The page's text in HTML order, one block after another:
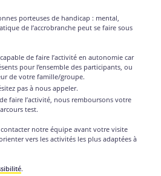
porteuses de handicap : mental,
de l’accrobranche peut se faire sous
de faire l’activité en autonomie car
pour l’ensemble des participants, ou
de votre famille/groupe.
pas à nous appeler.
faire l’activité, nous remboursons votre
test.
notre équipe avant votre visite
vers les activités les plus adaptées à
.